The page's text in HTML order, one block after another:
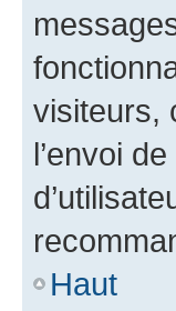
visiteurs,
l’envoi
Haut